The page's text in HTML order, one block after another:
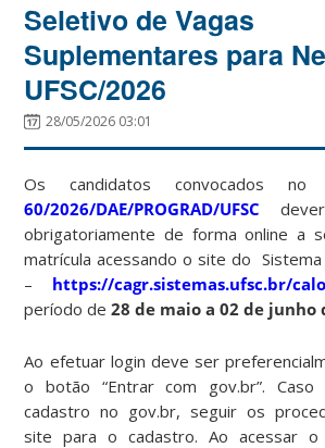
Seletivo de Vagas
Suplementares para
UFSC/2026
28/05/2026 03:01
Os candidatos convocados no
60/2026/DAE/PROGRAD/UFSC
obrigatoriamente de forma online a
matrícula acessando o site do Sistema
– https://cagr.sistemas.ufsc.br/
período de28 de maio a 02 de junho
Ao efetuar login deve ser
o botão “Entrar com gov.br”. Caso
cadastro no gov.br, seguir os
site para o cadastro. Ao acessar o